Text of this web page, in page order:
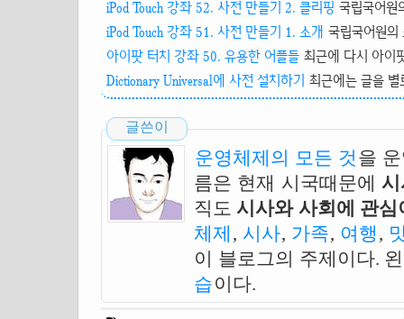
iPod Touch 강좌 52. 사전 만들기 2. 클리핑 국립국어원
iPod Touch 강좌 51. 사전 만들기 1. 소개 국립국어원
아이팟 터치 강좌 50. 유용한 어플들 최근에 다시 아이
Dictionary Universal에 사전 설치하기 최근에는 글을
글쓴이
운영체제의 모든 것 을
름은 현재 시국때문에
직도 시사와 사회에 관
체제 , 시사, 가족, 여행 ,
이 블로그의 주제이다.
습이다.